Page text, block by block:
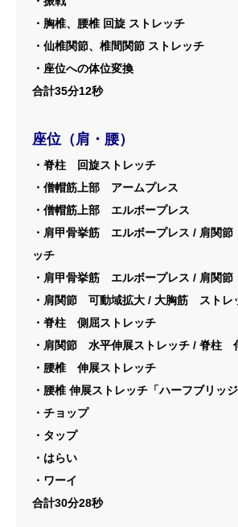
・胸椎、腰椎 回旋 ストレッチ
・仙椎関節、椎間関節 ストレッチ
・座位への体位変換
合計35分12秒
座位（肩・腰）
・脊柱 回旋ストレッチ
・僧帽筋上部 アームプレス
・僧帽筋上部 エルボープレス
・肩甲骨挙筋 エルボープレス / 肩関
ッチ
・肩甲骨挙筋 エルボープレス / 肩関
・肩関節 可動域拡大 / 大胸筋 ストレ
・脊柱 側屈ストレッチ
・肩関節 水平伸展ストレッチ / 脊柱
・腰椎 伸展ストレッチ
・腰椎 伸展ストレッチ「ハーフブリッジ
・チョップ
・タップ
・はらい
・ワーイ
合計30分28秒